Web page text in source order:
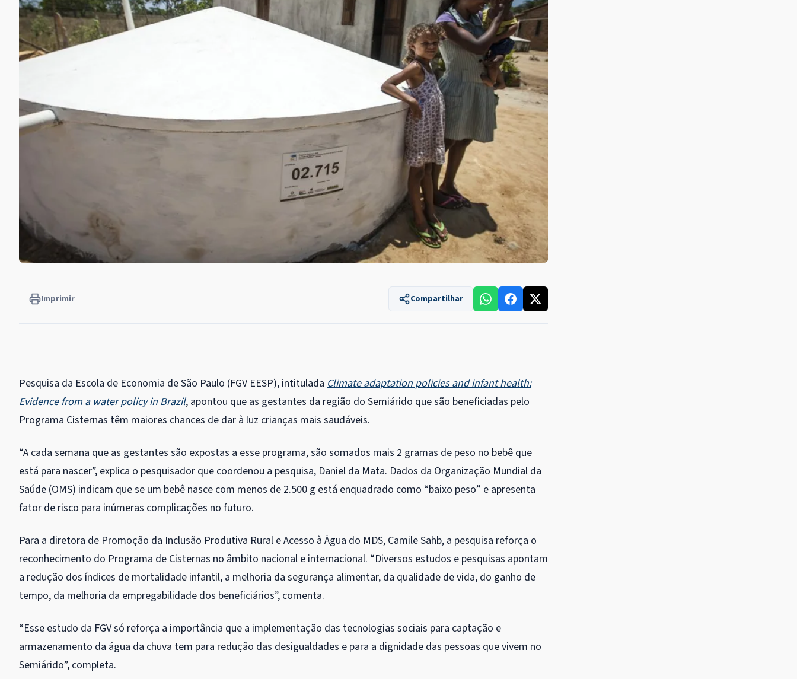
Imprimir Compartilhar
Pesquisa da Escola de Economia de São Paulo (FGV EESP), intitulada Climate adaptation policies and infant health:
Evidence from a water policy in Brazil, apontou que as gestantes da região do Semiárido que são beneficiadas pelo
Programa Cisternas têm maiores chances de dar à luz crianças mais saudáveis.
“A cada semana que as gestantes são expostas a esse programa, são somados mais 2 gramas de peso no bebê que
está para nascer”, explica o pesquisador que coordenou a pesquisa, Daniel da Mata. Dados da Organização Mundial da
Saúde (OMS) indicam que se um bebê nasce com menos de 2.500 g está enquadrado como “baixo peso” e apresenta
fator de risco para inúmeras complicações no futuro.
Para a diretora de Promoção da Inclusão Produtiva Rural e Acesso à Água do MDS, Camile Sahb, a pesquisa reforça o
reconhecimento do Programa de Cisternas no âmbito nacional e internacional. “Diversos estudos e pesquisas apontam
a redução dos índices de mortalidade infantil, a melhoria da segurança alimentar, da qualidade de vida, do ganho de
tempo, da melhoria da empregabilidade dos beneficiários”, comenta.
“Esse estudo da FGV só reforça a importância que a implementação das tecnologias sociais para captação e
armazenamento da água da chuva tem para redução das desigualdades e para a dignidade das pessoas que vivem no
Semiárido”, completa.